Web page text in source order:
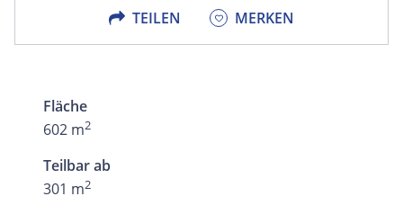
TEILEN MERKEN
Fläche
602 m2
Teilbar ab
301 m2